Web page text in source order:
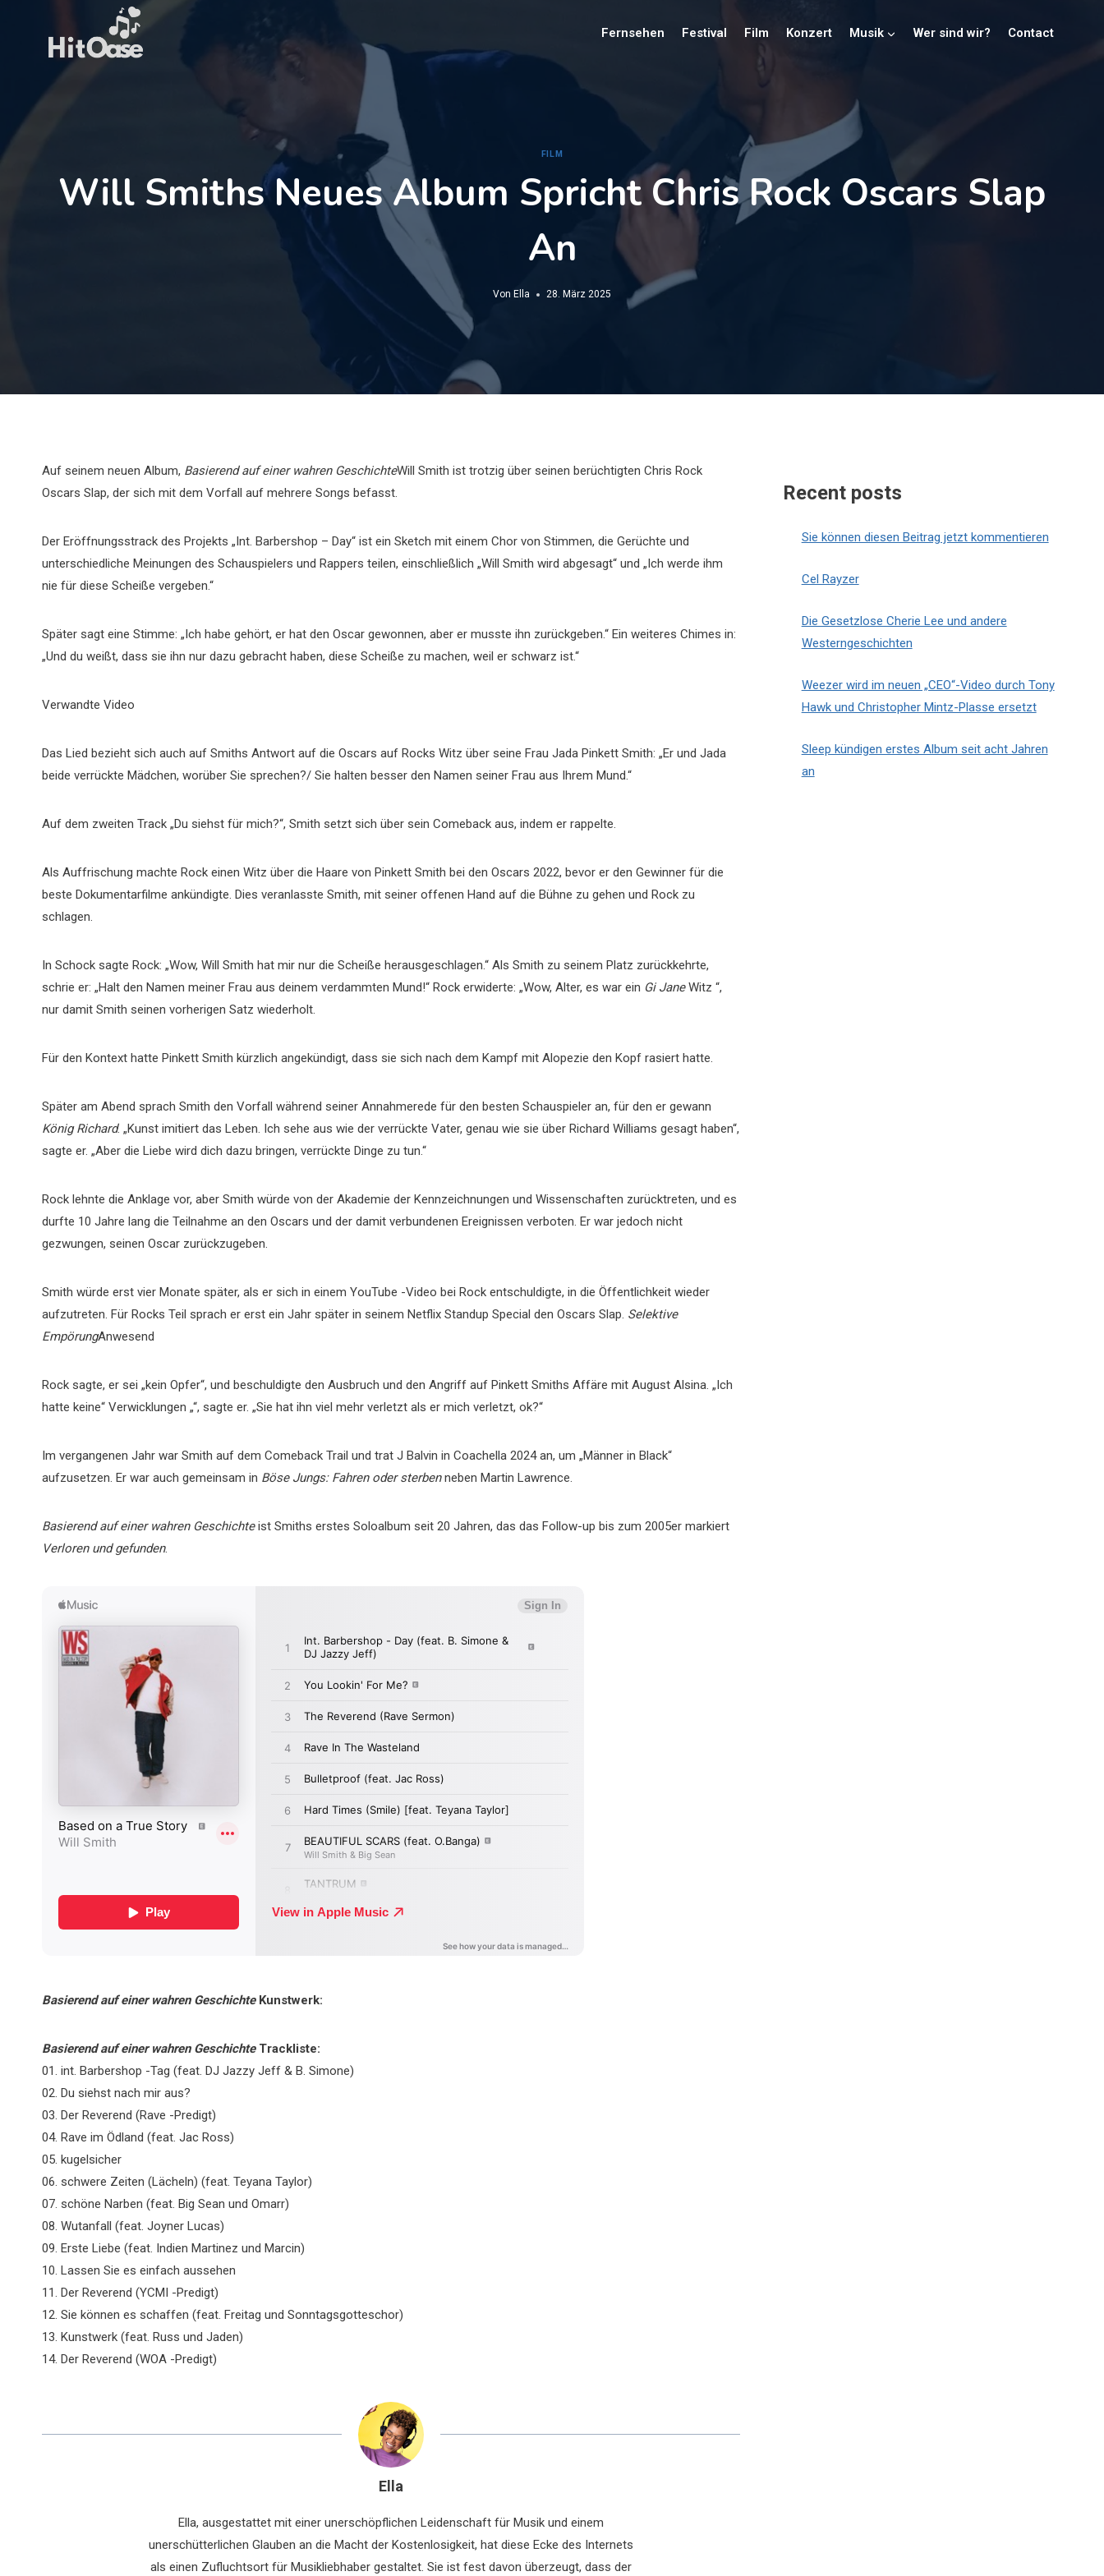
Fernsehen Festival Film Konzert Musik Wer sind wir? Contact
FILM
Will Smiths Neues Album Spricht Chris Rock Oscars Slap
An
Von Ella 28. März 2025
Auf seinem neuen Album, Basierend auf einer wahren GeschichteWill Smith ist trotzig über seinen berüchtigten Chris Rock
Oscars Slap, der sich mit dem Vorfall auf mehrere Songs befasst.
Der Eröffnungsstrack des Projekts „Int. Barbershop – Day“ ist ein Sketch mit einem Chor von Stimmen, die Gerüchte und
unterschiedliche Meinungen des Schauspielers und Rappers teilen, einschließlich „Will Smith wird abgesagt“ und „Ich werde ihm
nie für diese Scheiße vergeben.“
Später sagt eine Stimme: „Ich habe gehört, er hat den Oscar gewonnen, aber er musste ihn zurückgeben.“ Ein weiteres Chimes in:
„Und du weißt, dass sie ihn nur dazu gebracht haben, diese Scheiße zu machen, weil er schwarz ist.“
Verwandte Video
Das Lied bezieht sich auch auf Smiths Antwort auf die Oscars auf Rocks Witz über seine Frau Jada Pinkett Smith: „Er und Jada
beide verrückte Mädchen, worüber Sie sprechen?/ Sie halten besser den Namen seiner Frau aus Ihrem Mund.“
Auf dem zweiten Track „Du siehst für mich?“, Smith setzt sich über sein Comeback aus, indem er rappelte.
Als Auffrischung machte Rock einen Witz über die Haare von Pinkett Smith bei den Oscars 2022, bevor er den Gewinner für die
beste Dokumentarfilme ankündigte. Dies veranlasste Smith, mit seiner offenen Hand auf die Bühne zu gehen und Rock zu
schlagen.
In Schock sagte Rock: „Wow, Will Smith hat mir nur die Scheiße herausgeschlagen.“ Als Smith zu seinem Platz zurückkehrte,
schrie er: „Halt den Namen meiner Frau aus deinem verdammten Mund!“ Rock erwiderte: „Wow, Alter, es war ein Gi JaneWitz “,
nur damit Smith seinen vorherigen Satz wiederholt.
Für den Kontext hatte Pinkett Smith kürzlich angekündigt, dass sie sich nach dem Kampf mit Alopezie den Kopf rasiert hatte.
Später am Abend sprach Smith den Vorfall während seiner Annahmerede für den besten Schauspieler an, für den er gewann
König Richard. „Kunst imitiert das Leben. Ich sehe aus wie der verrückte Vater, genau wie sie über Richard Williams gesagt haben“,
sagte er. „Aber die Liebe wird dich dazu bringen, verrückte Dinge zu tun.“
Rock lehnte die Anklage vor, aber Smith würde von der Akademie der Kennzeichnungen und Wissenschaften zurücktreten, und es
durfte 10 Jahre lang die Teilnahme an den Oscars und der damit verbundenen Ereignissen verboten. Er war jedoch nicht
gezwungen, seinen Oscar zurückzugeben.
Smith würde erst vier Monate später, als er sich in einem YouTube -Video bei Rock entschuldigte, in die Öffentlichkeit wieder
aufzutreten. Für Rocks Teil sprach er erst ein Jahr später in seinem Netflix Standup Special den Oscars Slap. Selektive
EmpörungAnwesend
Rock sagte, er sei „kein Opfer“, und beschuldigte den Ausbruch und den Angriff auf Pinkett Smiths Affäre mit August Alsina. „Ich
hatte keine“ Verwicklungen „“, sagte er. „Sie hat ihn viel mehr verletzt als er mich verletzt, ok?“
Im vergangenen Jahr war Smith auf dem Comeback Trail und trat J Balvin in Coachella 2024 an, um „Männer in Black“
aufzusetzen. Er war auch gemeinsam in Böse Jungs: Fahren oder sterbenneben Martin Lawrence.
Basierend auf einer wahren Geschichteist Smiths erstes Soloalbum seit 20 Jahren, das das Follow-up bis zum 2005er markiert
Verloren und gefunden.
Basierend auf einer wahren GeschichteKunstwerk:
Basierend auf einer wahren GeschichteTrackliste:
01. int. Barbershop -Tag (feat. DJ Jazzy Jeff & B. Simone)
02. Du siehst nach mir aus?
03. Der Reverend (Rave -Predigt)
04. Rave im Ödland (feat. Jac Ross)
05. kugelsicher
06. schwere Zeiten (Lächeln) (feat. Teyana Taylor)
07. schöne Narben (feat. Big Sean und Omarr)
08. Wutanfall (feat. Joyner Lucas)
09. Erste Liebe (feat. Indien Martinez und Marcin)
10. Lassen Sie es einfach aussehen
11. Der Reverend (YCMI -Predigt)
12. Sie können es schaffen (feat. Freitag und Sonntagsgotteschor)
13. Kunstwerk (feat. Russ und Jaden)
14. Der Reverend (WOA -Predigt)
Ella
Ella, ausgestattet mit einer unerschöpflichen Leidenschaft für Musik und einem
unerschütterlichen Glauben an die Macht der Kostenlosigkeit, hat diese Ecke des Internets
als einen Zufluchtsort für Musikliebhaber gestaltet. Sie ist fest davon überzeugt, dass der
Recent posts
Sie können diesen Beitrag jetzt kommentieren
Cel Rayzer
Die Gesetzlose Cherie Lee und andere
Westerngeschichten
Weezer wird im neuen „CEO“-Video durch Tony
Hawk und Christopher Mintz-Plasse ersetzt
Sleep kündigen erstes Album seit acht Jahren
an